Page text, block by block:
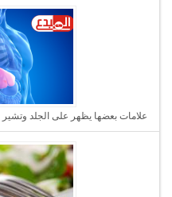
علامات بعضها يظهر على الجلد